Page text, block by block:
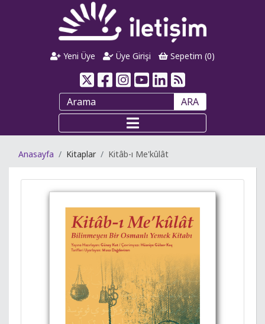
Yeni Üye Üye Girişi Sepetim (0)
ARA
Anasayfa Kitaplar Kitâb-ı Me'kûlât